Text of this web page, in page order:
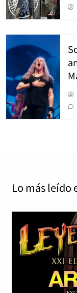
Lo más leído